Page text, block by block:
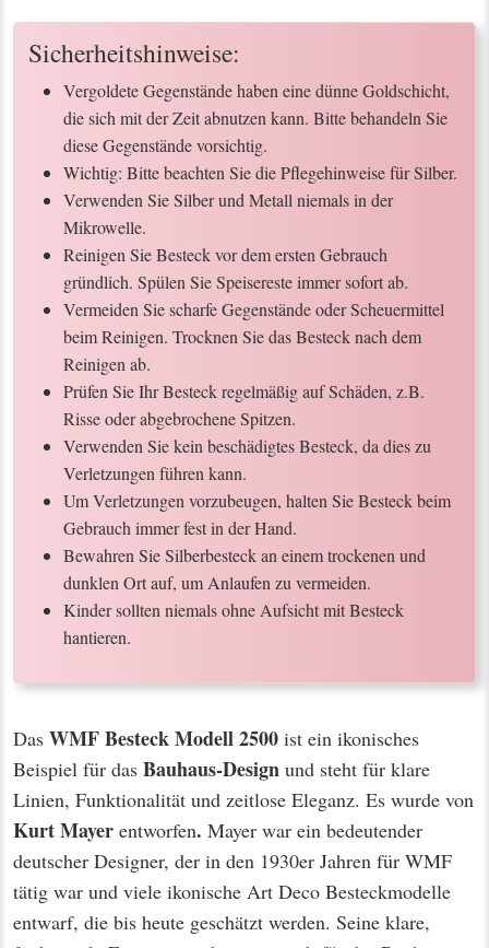
Sicherheitshinweise:
Vergoldete Gegenstände haben eine dünne Goldschicht,
die sich mit der Zeit abnutzen kann. Bitte behandeln Sie
diese Gegenstände vorsichtig.
Wichtig: Bitte beachten Sie die Pflegehinweise für Silber.
Verwenden Sie Silber und Metall niemals in der
Mikrowelle.
Reinigen Sie Besteck vor dem ersten Gebrauch
gründlich. Spülen Sie Speisereste immer sofort ab.
Vermeiden Sie scharfe Gegenstände oder Scheuermittel
beim Reinigen. Trocknen Sie das Besteck nach dem
Reinigen ab.
Prüfen Sie Ihr Besteck regelmäßig auf Schäden, z.B.
Risse oder abgebrochene Spitzen.
Verwenden Sie kein beschädigtes Besteck, da dies zu
Verletzungen führen kann.
Um Verletzungen vorzubeugen, halten Sie Besteck beim
Gebrauch immer fest in der Hand.
Bewahren Sie Silberbesteck an einem trockenen und
dunklen Ort auf, um Anlaufen zu vermeiden.
Kinder sollten niemals ohne Aufsicht mit Besteck
hantieren.
Das WMF Besteck Modell 2500 ist ein ikonisches
Beispiel für das Bauhaus-Design und steht für klare
Linien, Funktionalität und zeitlose Eleganz. Es wurde von
Kurt Mayer entworfen. Mayer war ein bedeutender
deutscher Designer, der in den 1930er Jahren für WMF
tätig war und viele ikonische Art Deco Besteckmodelle
entwarf, die bis heute geschätzt werden. Seine klare,